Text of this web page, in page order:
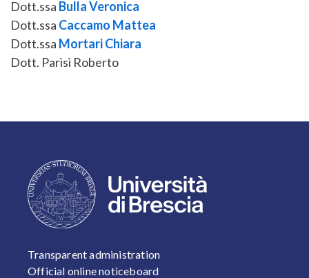
Dott.ssa Bulla Veronica
Dott.ssa Caccamo Mattea
Dott.ssa Mortari Chiara
Dott. Parisi Roberto
FOOTER 1
Transparent administration
Official online noticeboard